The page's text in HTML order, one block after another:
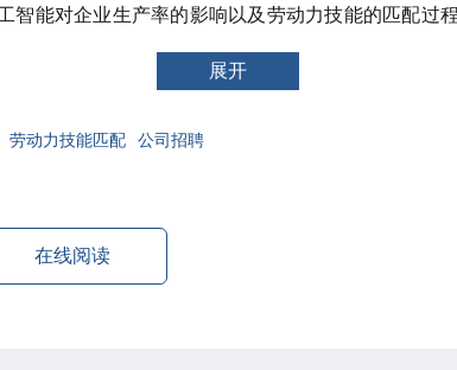
智能对企业生产率的影响以及劳动力技能的匹配过
动力数量。人工智能的生产率效应在国有企业、劳
要素市场发育程度的地区以及拥有较大政府支持力
人工智能技术发展给出了建议。
展开
劳动力技能匹配 公司招聘
在线阅读